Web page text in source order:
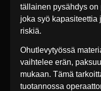
tällainen pysähdys
joka syö
riskiä.
Ohutlevytyössä
vaihtelee erän,
mukaan. Tämä
tuotannossa